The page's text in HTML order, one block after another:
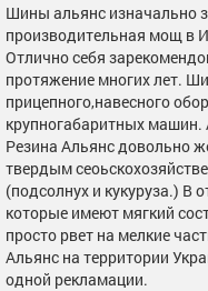
Шины альянс изначально
производительная мощ в
Отлично себя
протяжение многих лет.
прицепного,навесного
крупногабаритных
Резина Альянс довольно
твердым
(подсолнух и кукуруза.) В
которые имеют мягкий
просто рвет на мелкие
Альянс на территории
одной рекламации.